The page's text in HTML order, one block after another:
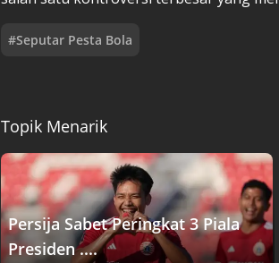
#Seputar Pesta Bola
Topik Menarik
Persija Sabet Peringkat 3 Piala
Presiden ....